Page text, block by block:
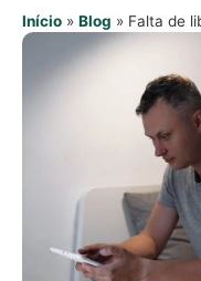
Início » Blog » Falta de